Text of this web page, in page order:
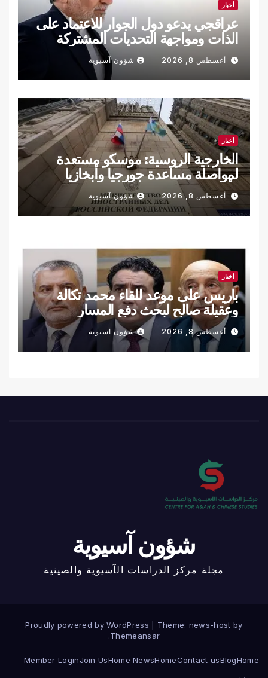
أخبار
عراقجي يدعو دول الجوار للاعتماد على
الذات ومواجهة التحديات المشتركة
أغسطس 8, 2026 شؤون آسيوية
أخبار
الخارجية الروسية: موسكو مستعدة
لمواصلة مساعدة جورجيا وأبخازيا
وأوسيتيا الجنوبية في دفع المفاوضات
أغسطس 8, 2026 شؤون آسيوية
أخبار
باريس على موعد للقاء محمد تكالة
وعقيلة صالح لبحث دفع المسار
السياسي والانتخابي في ليبيا
أغسطس 8, 2026 شؤون آسيوية
شؤون آسيوية
مجلة مركز الدراسات الآسيوية والصينية
Proudly powered by WordPress
Theme: news-host by
Themeansar
.
Home
Blog
Contact us
Home
Home News
Join Us
Member Login